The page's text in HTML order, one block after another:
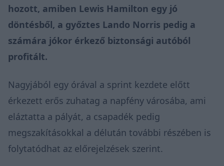
hozott, amiben Lewis Hamilton egy jó
döntésből, a győztes Lando Norris pedig a
számára jókor érkező biztonsági autóból
profitált.
Nagyjából egy órával a sprint kezdete előtt
érkezett erős zuhatag a napfény városába, ami
eláztatta a pályát, a csapadék pedig
megszakításokkal a délután további részében is
folytatódhat az előrejelzések szerint.